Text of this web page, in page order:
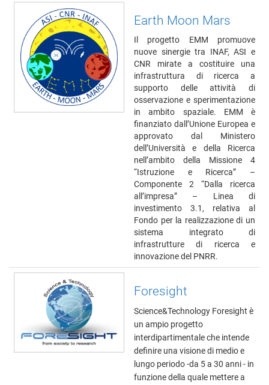
Earth Moon Mars
Il progetto EMM promuove
nuove sinergie tra INAF, ASI e
CNR mirate a costituire una
infrastruttura di ricerca a
supporto delle attività di
osservazione e sperimentazione
in ambito spaziale. EMM è
finanziato dall’Unione Europea e
approvato dal Ministero
dell’Università e della Ricerca
nell’ambito della Missione 4
“Istruzione e Ricerca” –
Componente 2 “Dalla ricerca
all’impresa” – Linea di
investimento 3.1, relativa al
Fondo per la realizzazione di un
sistema integrato di
infrastrutture di ricerca e
innovazione del PNRR.
Foresight
Science&Technology Foresight è
un ampio progetto
interdipartimentale che intende
definire una visione di medio e
lungo periodo -da 5 a 30 anni - in
funzione della quale mettere a